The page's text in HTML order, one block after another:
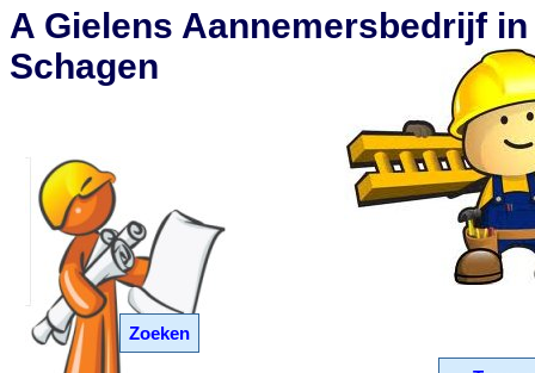
Zoeken
A Gielens Aannemersbedrijf in
Schagen